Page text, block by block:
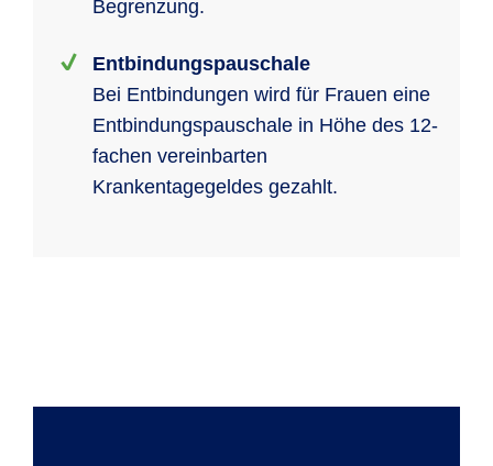
Begrenzung.
Entbindungspauschale
Bei Entbindungen wird für Frauen eine
Entbindungspauschale in Höhe des 12-
fachen vereinbarten
Krankentagegeldes gezahlt.